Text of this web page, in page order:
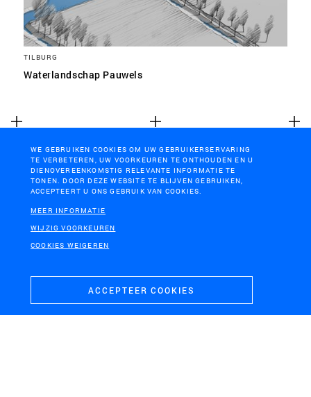
TILBURG
Waterlandschap Pauwels
Landgoederenzone
Rijswijk
WE GEBRUIKEN COOKIES OM UW GEBRUIKERSERVARING
TE VERBETEREN, UW VOORKEUREN TE ONTHOUDEN EN U
DIENOVEREENKOMSTIG RELEVANTE INFORMATIE TE
TONEN. DOOR DEZE WEBSITE TE BLIJVEN GEBRUIKEN,
ACCEPTEERT U ONS GEBRUIK VAN COOKIES.
MEER INFORMATIE
WIJZIG VOORKEUREN
COOKIES WEIGEREN
ACCEPTEER COOKIES